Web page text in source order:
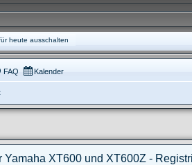
heute ausschalten
FAQ Kalender
Yamaha XT600 und XT600Z -